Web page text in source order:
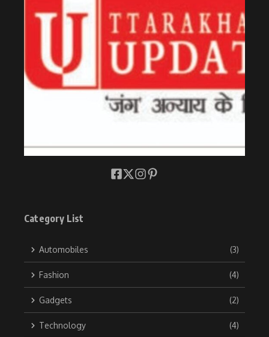
Category List
Automobiles (3)
Fashion (4)
Gadgets (2)
Technology (4)